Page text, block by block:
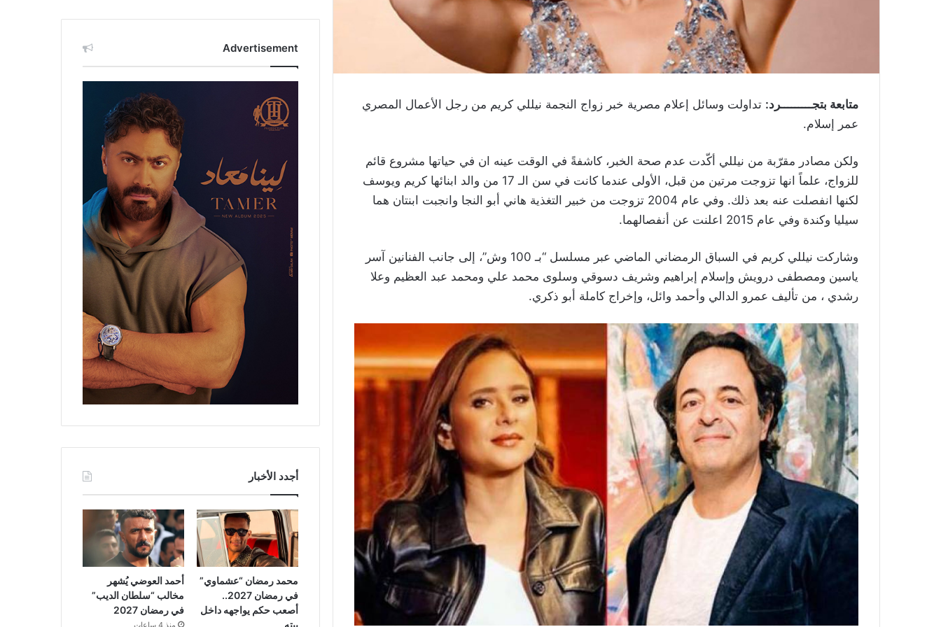
متابعة بتجـــــــــرد: تداولت وسائل إعلام مصرية خبر زواج النجمة نيللي كريم من رجل الأعمال المصري
عمر إسلام.
ولكن مصادر مقرّبة من نيللي أكّدت عدم صحة الخبر، كاشفةً في الوقت عينه ان في حياتها مشروع قائم
للزواج، علماً انها تزوجت مرتين من قبل، الأولى عندما كانت في سن الـ 17 من والد ابنائها كريم ويوسف
لكنها انفصلت عنه بعد ذلك. وفي عام 2004 تزوجت من خبير التغذية هاني أبو النجا وانجبت ابنتان هما
سيليا وكندة وفي عام 2015 اعلنت عن أنفصالهما.
وشاركت نيللي كريم في السباق الرمضاني الماضي عبر مسلسل “بـ 100 وش”، إلى جانب الفنانين آسر
ياسين ومصطفى درويش وإسلام إبراهيم وشريف دسوقي وسلوى محمد علي ومحمد عبد العظيم وعلا
رشدي ، من تأليف عمرو الدالي وأحمد وائل، وإخراج كاملة أبو ذكري‏‎.
Advertisement
أجدد الأخبار
محمد رمضان “عشماوي”
في رمضان 2027..
أصعب حكم يواجهه داخل
بيته
أحمد العوضي يُشهر
مخالب “سلطان الديب”
في رمضان 2027
منذ 4 ساعات